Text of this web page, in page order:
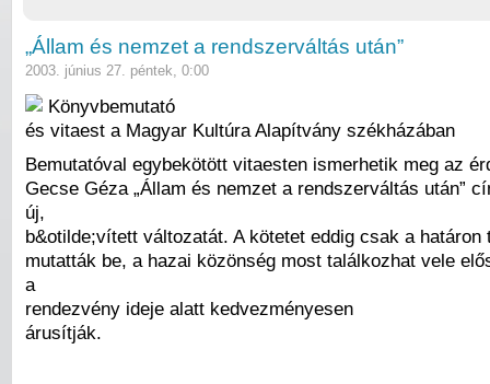
„Állam és nemzet a rendszerváltás után”
2003. június 27. péntek, 0:00
Könyvbemutató
és vitaest a Magyar Kultúra Alapítvány székházában
Bemutatóval egybekötött vitaesten ismerhetik meg az
Gecse Géza „Állam és nemzet a rendszerváltás után”
új,
b&otilde;vített változatát. A kötetet eddig csak a határon
mutatták be, a hazai közönség most találkozhat vele
a
rendezvény ideje alatt kedvezményesen
árusítják.